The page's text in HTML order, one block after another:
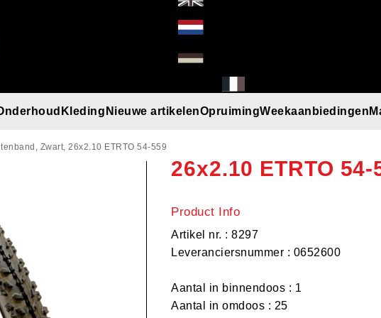
Kleding
Handschoenen
Helmen
Mutsen
Paraplu
Regenkleding
T-Shirt/Truien/Bodywarmers
Zonnebrillen
Nieuwe artikelenOpruimingWeekaanbiedingen
Zwart, 26x2.10 ETRTO 54-559
26x2.10 ETRTO 54-
Product Info
Artikel nr. : 8297
Leveranciersnummer : 0652600
Aantal in binnendoos : 1
Aantal in omdoos : 25